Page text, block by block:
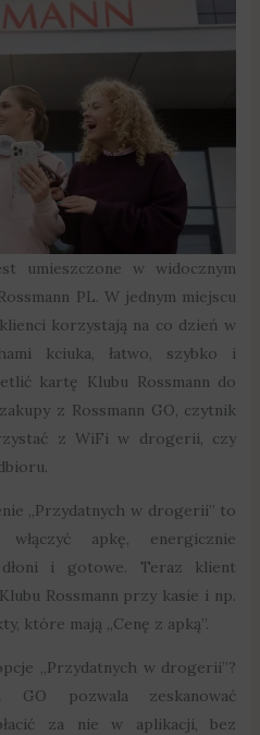
umieszczone w widocznym
PL. W jednym miejscu
korzystają na co dzień w
kciuka, łatwo, szybko i
kartę Klubu Rossmann do
z Rossmann GO, czytnik
z WiFi w drogerii, czy
„Przydatnych w drogerii” to
apkę, energicznie
i gotowe. Teraz klient
Rossmann przy kasie i np.
które mają „Cenę z apką”.
„Przydatnych w drogerii”?
GO pozwala zeskanować
za nie w aplikacji, bez